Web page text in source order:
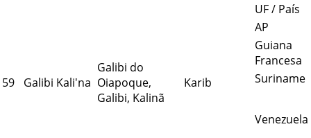
59 Galibi Kali'na
Galibi do
Oiapoque,
Galibi, Kalinã
Karib
UF / País
AP
Guiana
Francesa
Suriname
Venezuela